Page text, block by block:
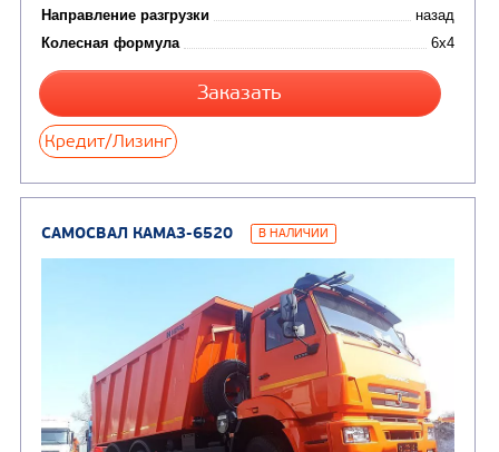
Вместимость кузова, м3
Направление разгрузки
Колесная формула
САМОСВАЛ КАМАЗ-65115 В НАЛИЧИИ